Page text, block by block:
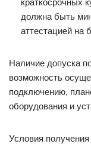
краткосрочных
должна быть
аттестацией на
Наличие допуска
возможность
подключению,
оборудования и
Условия